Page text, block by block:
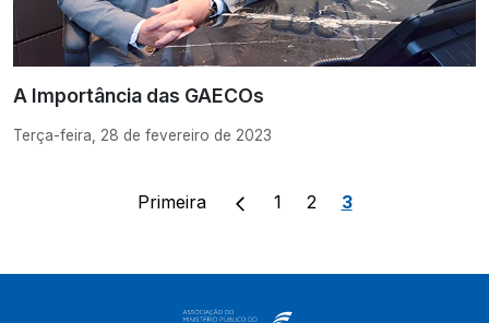
A Importância das GAECOs
Terça-feira, 28 de fevereiro de 2023
Primeira 1 2 3